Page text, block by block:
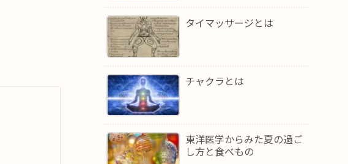
タイマッサージとは
チャクラとは
東洋医学からみた夏の過ご
し方と食べもの